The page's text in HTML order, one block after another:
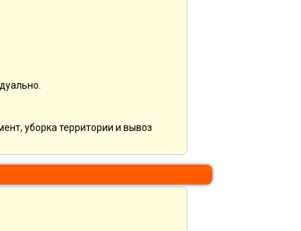
уборка территории и вывоз